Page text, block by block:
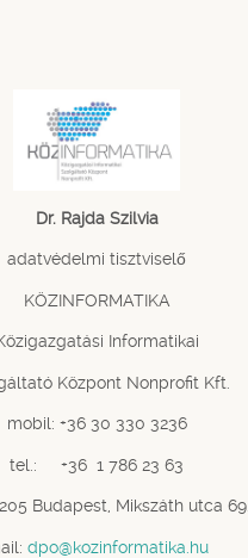
Dr. Rajda Szilvia
adatvédelmi tisztviselő
KÖZINFORMATIKA
Informatikai
Központ Nonprofit Kft.
mobil: +36 30 330 3236
tel.: +36 1 786 23 63
Budapest, Mikszáth utca 69.
dpo@kozinformatika.hu